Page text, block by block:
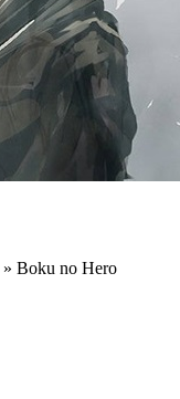
» Boku no Hero